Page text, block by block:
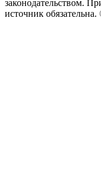
законодательством.
источник обязательна.